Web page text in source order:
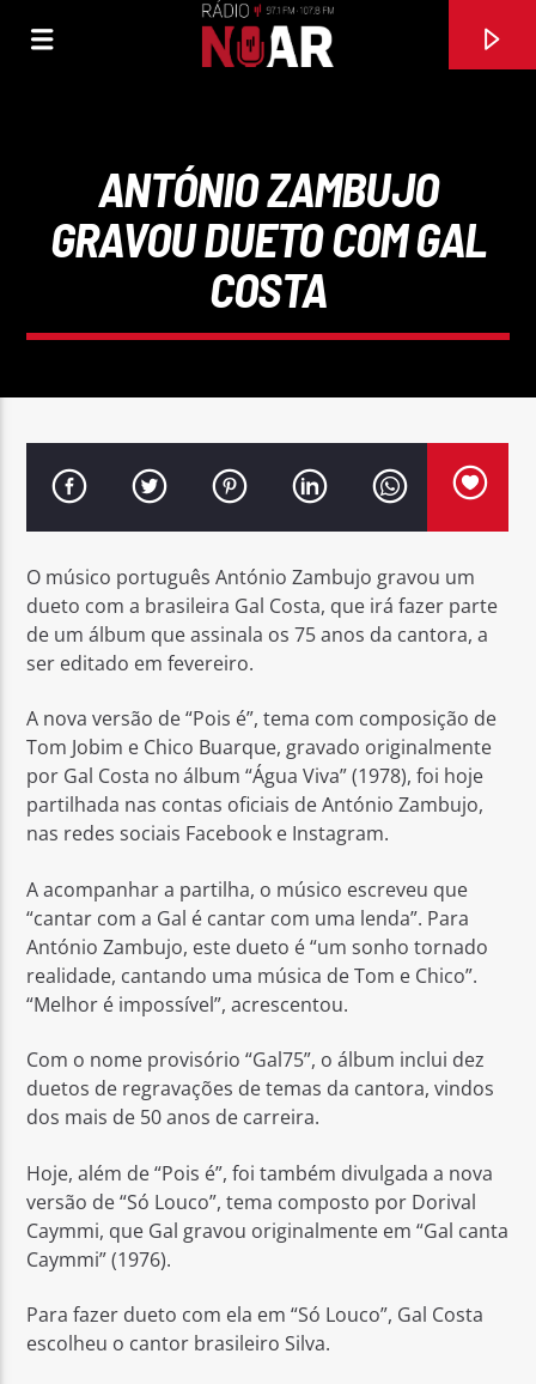
ELE SÓ QUER MULHER CASADA
ANTÓNIO ZAMBUJO
GRAVOU DUETO COM GAL
COSTA
O músico português António Zambujo gravou um
dueto com a brasileira Gal Costa, que irá fazer parte
de um álbum que assinala os 75 anos da cantora, a
ser editado em fevereiro.
A nova versão de “Pois é”, tema com composição de
Tom Jobim e Chico Buarque, gravado originalmente
por Gal Costa no álbum “Água Viva” (1978), foi hoje
partilhada nas contas oficiais de António Zambujo,
nas redes sociais Facebook e Instagram.
A acompanhar a partilha, o músico escreveu que
“cantar com a Gal é cantar com uma lenda”. Para
António Zambujo, este dueto é “um sonho tornado
realidade, cantando uma música de Tom e Chico”.
“Melhor é impossível”, acrescentou.
Com o nome provisório “Gal75”, o álbum inclui dez
duetos de regravações de temas da cantora, vindos
dos mais de 50 anos de carreira.
Hoje, além de “Pois é”, foi também divulgada a nova
versão de “Só Louco”, tema composto por Dorival
Caymmi, que Gal gravou originalmente em “Gal canta
Caymmi” (1976).
Para fazer dueto com ela em “Só Louco”, Gal Costa
escolheu o cantor brasileiro Silva.